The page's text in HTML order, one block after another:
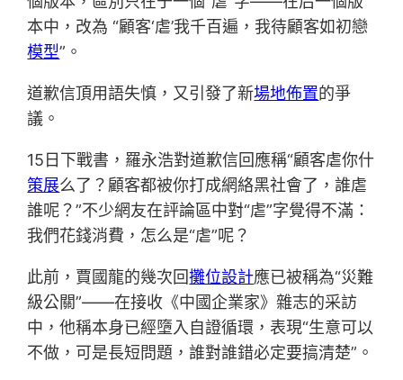
本中，改為 “顧客‘虐’我千百遍，我待顧客如初戀
模型”。
道歉信頂用語失慎，又引發了新場地佈置的爭
議。
15日下戰書，羅永浩對道歉信回應稱“顧客虐你什
策展么了？顧客都被你打成網絡黑社會了，誰虐
誰呢？”不少網友在評論區中對“虐”字覺得不滿：
我們花錢消費，怎么是“虐”呢？
此前，賈國龍的幾次回攤位設計應已被稱為“災難
級公關”——在接收《中國企業家》雜志的采訪
中，他稱本身已經墮入自證循環，表現“生意可以
不做，可是長短問題，誰對誰錯必定要搞清楚”。